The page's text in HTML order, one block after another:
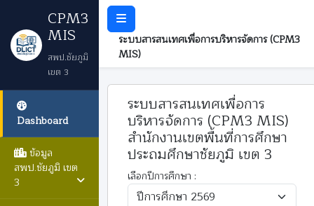
CPM3
MIS
สพป.ชัยภูมิ
เขต 3
Dashboard
ข้อมูล
สพป.ชัยภูมิ เขต
3
ระบบสารสนเทศเพื่อการบริหารจัดการ (CPM3
MIS)
ระบบสารสนเทศเพื่อการ
บริหารจัดการ (CPM3 MIS)
สำนักงานเขตพื้นที่การศึกษา
ประถมศึกษาชัยภูมิ เขต 3
เลือกปีการศึกษา :